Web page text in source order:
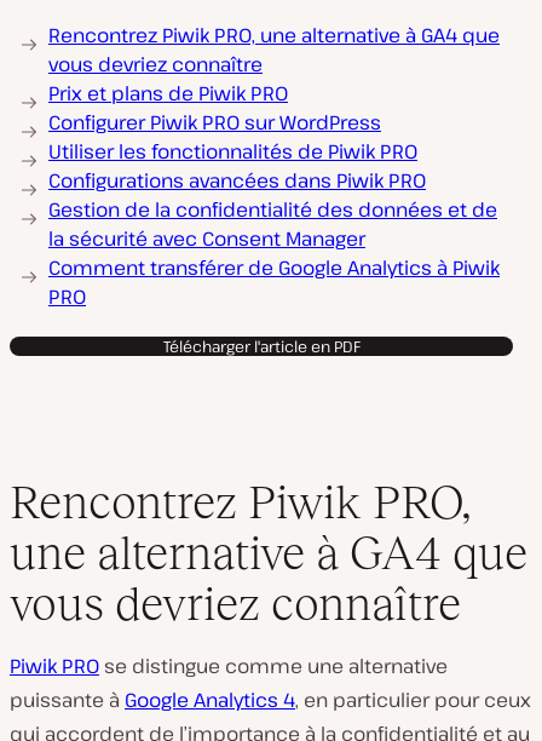
Rencontrez Piwik PRO, une alternative à GA4 que
vous devriez connaître
Prix et plans de Piwik PRO
Configurer Piwik PRO sur WordPress
Utiliser les fonctionnalités de Piwik PRO
Configurations avancées dans Piwik PRO
Gestion de la confidentialité des données et de
la sécurité avec Consent Manager
Comment transférer de Google Analytics à Piwik
PRO
Télécharger l'article en PDF
Rencontrez Piwik PRO,
une alternative à GA4 que
vous devriez connaître
Piwik PRO se distingue comme une alternative
puissante à Google Analytics 4, en particulier pour ceux
qui accordent de l’importance à la confidentialité et au